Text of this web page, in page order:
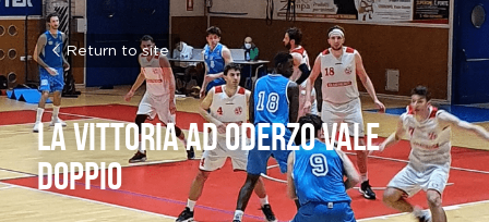
Return to site
La vittoria ad Oderzo vale
doppio